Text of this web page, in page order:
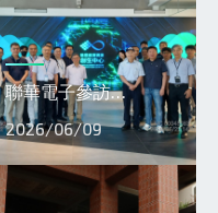
聯華電子參訪…
2026/06/09